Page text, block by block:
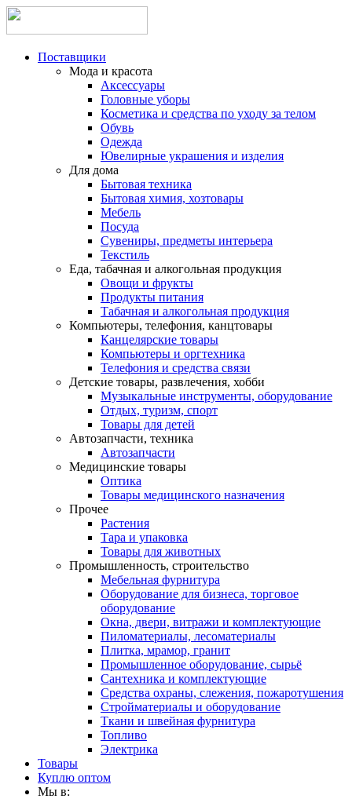
Поставщики
Мода и красота
Аксессуары
Головные уборы
Косметика и средства по уходу за телом
Обувь
Одежда
Ювелирные украшения и изделия
Для дома
Бытовая техника
Бытовая химия, хозтовары
Мебель
Посуда
Сувениры, предметы интерьера
Текстиль
Еда, табачная и алкогольная продукция
Овощи и фрукты
Продукты питания
Табачная и алкогольная продукция
Компьютеры, телефония, канцтовары
Канцелярские товары
Компьютеры и оргтехника
Телефония и средства связи
Детские товары, развлечения, хобби
Музыкальные инструменты, оборудование
Отдых, туризм, спорт
Товары для детей
Автозапчасти, техника
Автозапчасти
Медицинские товары
Оптика
Товары медицинского назначения
Прочее
Растения
Тара и упаковка
Товары для животных
Промышленность, строительство
Мебельная фурнитура
Оборудование для бизнеса, торговое
оборудование
Окна, двери, витражи и комплектующие
Пиломатериалы, лесоматериалы
Плитка, мрамор, гранит
Промышленное оборудование, сырьё
Сантехника и комплектующие
Средства охраны, слежения, пожаротушения
Стройматериалы и оборудование
Ткани и швейная фурнитура
Топливо
Электрика
Товары
Куплю оптом
Мы в: